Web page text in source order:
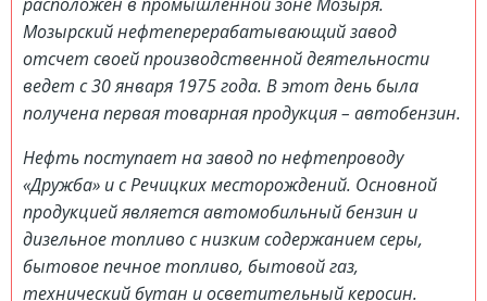
Мозырский нефтеперерабатывающий завод
отсчет своей производственной деятельности
ведет с 30 января 1975 года. В этот день была
получена первая товарная продукция – автобензин.
Нефть поступает на завод по нефтепроводу
«Дружба» и с Речицких месторождений. Основной
продукцией является автомобильный бензин и
дизельное топливо с низким содержанием серы,
бытовое печное топливо, бытовой газ,
технический бутан и осветительный керосин.